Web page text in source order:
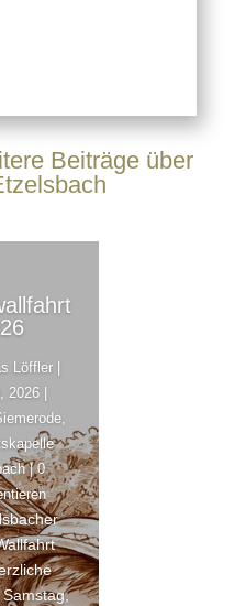
Beiträge über
Löffler|
2026
,
| 0